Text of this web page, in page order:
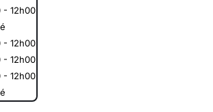
- 12h00
- 12h00
- 12h00
- 12h00